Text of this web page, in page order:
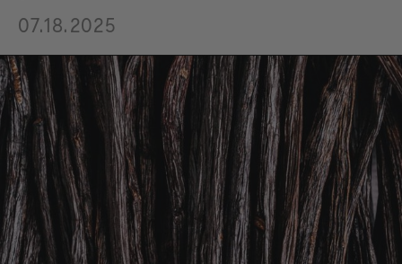
07.18.2025